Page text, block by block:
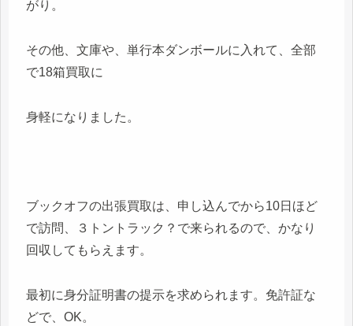
がり。
その他、文庫や、単行本ダンボールに入れて、全部
で18箱買取に
身軽になりました。
ブックオフの出張買取は、申し込んでから10日ほど
で訪問、３トントラック？で来られるので、かなり
回収してもらえます。
最初に身分証明書の提示を求められます。免許証な
どで、OK。